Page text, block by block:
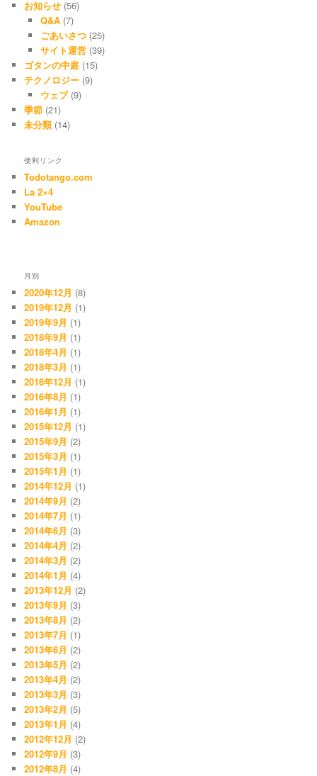
お知らせ (56)
Q&A(7)
ごあいさつ(25)
サイト運営(39)
ゴタンの中庭 (15)
テクノロジー (9)
ウェブ(9)
季節 (21)
未分類(14)
便利リンク
Todotango.com
La 2×4
YouTube
Amazon
月別
2020年12月 (8)
2019年12月 (1)
2019年9月 (1)
2018年9月 (1)
2018年4月 (1)
2018年3月 (1)
2016年12月 (1)
2016年8月 (1)
2016年1月 (1)
2015年12月 (1)
2015年9月 (2)
2015年3月 (1)
2015年1月 (1)
2014年12月 (1)
2014年9月 (2)
2014年7月 (1)
2014年6月 (3)
2014年4月 (2)
2014年3月 (2)
2014年1月 (4)
2013年12月 (2)
2013年9月 (3)
2013年8月 (2)
2013年7月 (1)
2013年6月 (2)
2013年5月 (2)
2013年4月 (2)
2013年3月 (3)
2013年2月 (5)
2013年1月 (4)
2012年12月 (2)
2012年9月 (3)
2012年8月 (4)